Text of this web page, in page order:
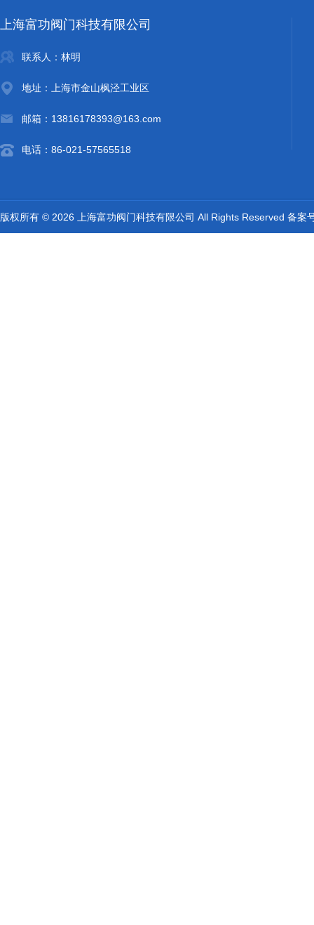
上海富功阀门科技有限公司
联系人：林明
地址：上海市金山枫泾工业区
邮箱：13816178393@163.com
电话：86-021-57565518
版权所有 © 2026 上海富功阀门科技有限公司 All Rights Reserved 备案